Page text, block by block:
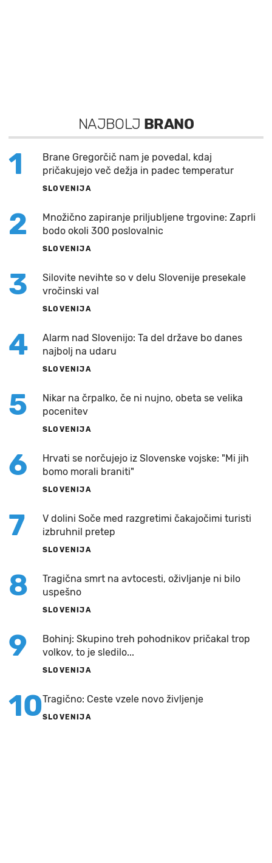
NAJBOLJ BRANO
1
Brane Gregorčič nam je povedal, kdaj
pričakujejo več dežja in padec temperatur
SLOVENIJA
2
Množično zapiranje priljubljene trgovine: Zaprli
bodo okoli 300 poslovalnic
SLOVENIJA
3
Silovite nevihte so v delu Slovenije presekale
vročinski val
SLOVENIJA
4
Alarm nad Slovenijo: Ta del države bo danes
najbolj na udaru
SLOVENIJA
5
Nikar na črpalko, če ni nujno, obeta se velika
pocenitev
SLOVENIJA
6
Hrvati se norčujejo iz Slovenske vojske: "Mi jih
bomo morali braniti"
SLOVENIJA
7
V dolini Soče med razgretimi čakajočimi turisti
izbruhnil pretep
SLOVENIJA
8
Tragična smrt na avtocesti, oživljanje ni bilo
uspešno
SLOVENIJA
9
Bohinj: Skupino treh pohodnikov pričakal trop
volkov, to je sledilo...
SLOVENIJA
10Tragično: Ceste vzele novo življenje
SLOVENIJA